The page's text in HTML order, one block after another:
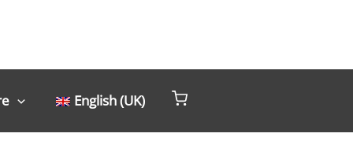
English (UK)